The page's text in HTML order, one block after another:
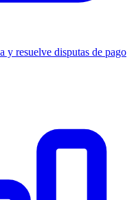
y resuelve disputas de pago